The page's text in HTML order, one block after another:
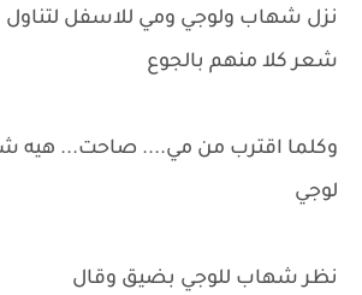
نزل شهاب ولوجي ومي للاسفل
شعر كلا منهم بالجوع
وكلما اقترب من مي.... صاحت... هيه
لوجي
نظر شهاب للوجي بضيق وقال